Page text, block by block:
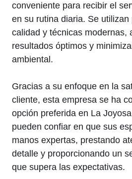
conveniente para recibir el
en su rutina diaria. Se
calidad y técnicas modernas,
resultados óptimos y
ambiental.
Gracias a su enfoque en la
cliente, esta empresa se ha
opción preferida en La
pueden confiar en que sus
manos expertas, prestando
detalle y proporcionando un
que supera las expectativas.